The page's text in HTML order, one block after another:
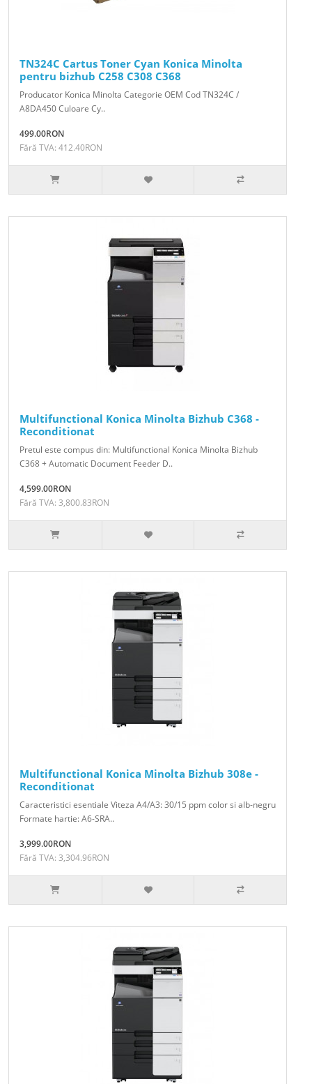
TN324C Cartus Toner Cyan Konica Minolta
pentru bizhub C258 C308 C368
Producator Konica Minolta Categorie OEM Cod TN324C /
A8DA450 Culoare Cy..
499.00RON
Fără TVA: 412.40RON
Multifunctional Konica Minolta Bizhub C368 -
Reconditionat
Pretul este compus din: Multifunctional Konica Minolta Bizhub
C368 + Automatic Document Feeder D..
4,599.00RON
Fără TVA: 3,800.83RON
Multifunctional Konica Minolta Bizhub 308e -
Reconditionat
Caracteristici esentiale Viteza A4/A3: 30/15 ppm color si alb-negru
Formate hartie: A6-SRA..
3,999.00RON
Fără TVA: 3,304.96RON